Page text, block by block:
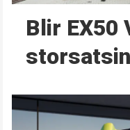
Blir EX50